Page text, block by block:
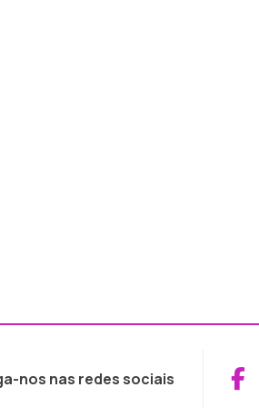
nos nas redes sociais